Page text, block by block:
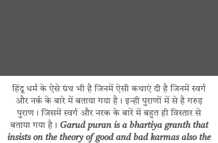
हिंदू धर्म के ऐसे ग्रंथ भी है जिनमें ऐसी कथाएं दी है जिनमें स्वर्ग
और नर्क के बारे में बताया गया है। इन्ही पुराणों में से है गरुड़
पुराण। जिसमें स्वर्ग और नरक के बारें में बहुत ही विस्तार से
बताया गया है। Garud puran is a bhartiya granth that
insists on the theory of good and bad karmas also the